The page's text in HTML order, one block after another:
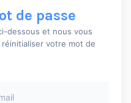
de passe
dessous et nous vous
votre mot de